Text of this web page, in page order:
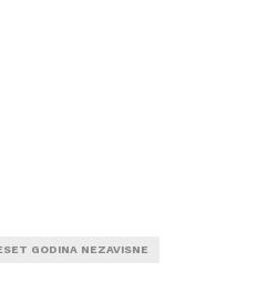
GODINA NEZAVISNE